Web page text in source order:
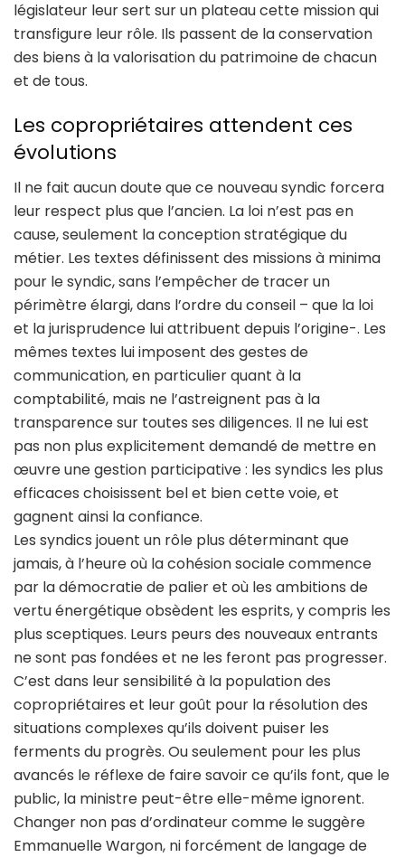
législateur leur sert sur un plateau cette mission qui
transfigure leur rôle. Ils passent de la conservation
des biens à la valorisation du patrimoine de chacun
et de tous.
Les copropriétaires attendent ces
évolutions
Il ne fait aucun doute que ce nouveau syndic forcera
leur respect plus que l’ancien. La loi n’est pas en
cause, seulement la conception stratégique du
métier. Les textes définissent des missions à minima
pour le syndic, sans l’empêcher de tracer un
périmètre élargi, dans l’ordre du conseil – que la loi
et la jurisprudence lui attribuent depuis l’origine-. Les
mêmes textes lui imposent des gestes de
communication, en particulier quant à la
comptabilité, mais ne l’astreignent pas à la
transparence sur toutes ses diligences. Il ne lui est
pas non plus explicitement demandé de mettre en
œuvre une gestion participative : les syndics les plus
efficaces choisissent bel et bien cette voie, et
gagnent ainsi la confiance.
Les syndics jouent un rôle plus déterminant que
jamais, à l’heure où la cohésion sociale commence
par la démocratie de palier et où les ambitions de
vertu énergétique obsèdent les esprits, y compris les
plus sceptiques. Leurs peurs des nouveaux entrants
ne sont pas fondées et ne les feront pas progresser.
C’est dans leur sensibilité à la population des
copropriétaires et leur goût pour la résolution des
situations complexes qu’ils doivent puiser les
ferments du progrès. Ou seulement pour les plus
avancés le réflexe de faire savoir ce qu’ils font, que le
public, la ministre peut-être elle-même ignorent.
Changer non pas d’ordinateur comme le suggère
Emmanuelle Wargon, ni forcément de langage de